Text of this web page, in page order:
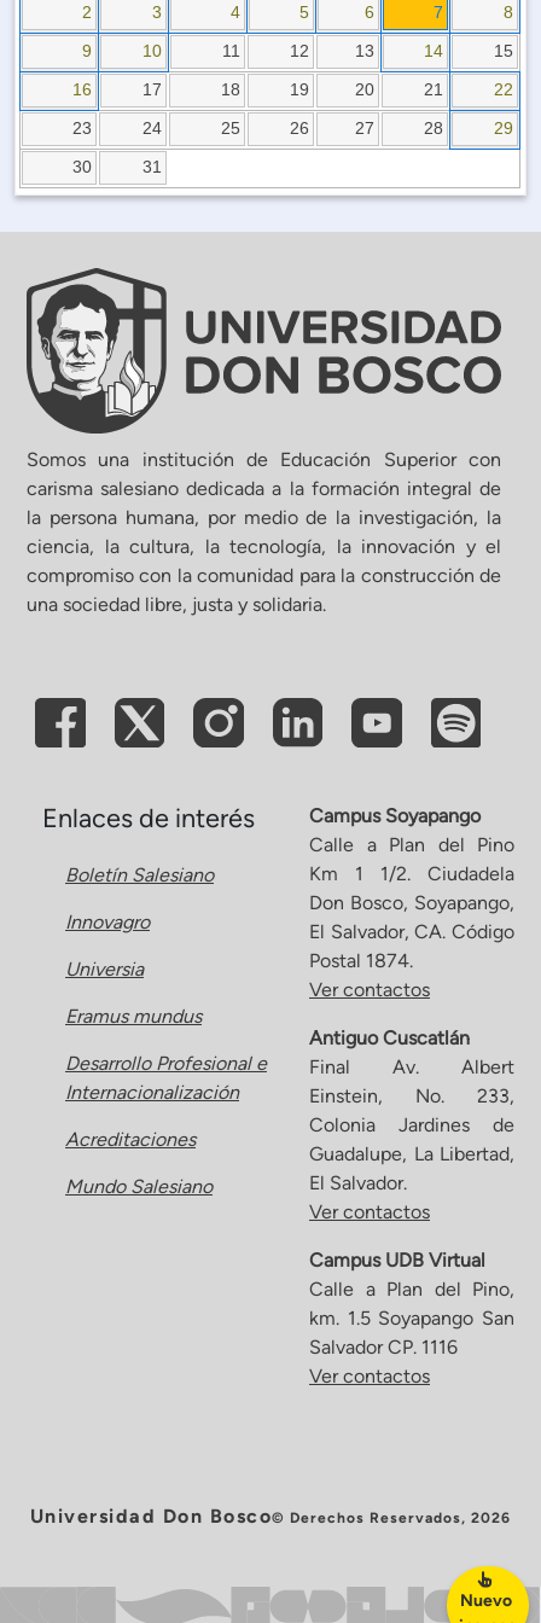
Capacitación Institucional
Estructura organizativa
Académica
Secretaría General
de Gestión Institucional
de Administración y Finanzas
Calidad Académica
Políticas institucionales
Acreditaciones
Boletín de noticias
Publicaciones
2
3 4 5 6 7
8
9
10 11 12 13 14
15
16
17 18 19 20 21
22
23
24 25 26 27 28
29
30
31
Nuevo
Somos una institución de Educación Superior con
carisma salesiano dedicada a la formación integral de
la persona humana, por medio de la investigación, la
ciencia, la cultura, la tecnología, la innovación y el
compromiso con la comunidad para la construcción de
una sociedad libre, justa y solidaria.
Enlaces de interés
Boletín Salesiano
Innovagro
Universia
Eramus mundus
Desarrollo Profesional e
Internacionalización
Acreditaciones
Mundo Salesiano
Campus Soyapango
Calle a Plan del Pino
Km 1 1/2. Ciudadela
Don Bosco, Soyapango,
El Salvador, CA. Código
Postal 1874.
Ver contactos
Antiguo Cuscatlán
Final Av. Albert
Einstein, No. 233,
Colonia Jardines de
Guadalupe, La Libertad,
El Salvador.
Ver contactos
Campus UDB Virtual
Calle a Plan del Pino,
km. 1.5 Soyapango San
Salvador CP. 1116
Ver contactos
Universidad Don Bosco© Derechos Reservados, 2026